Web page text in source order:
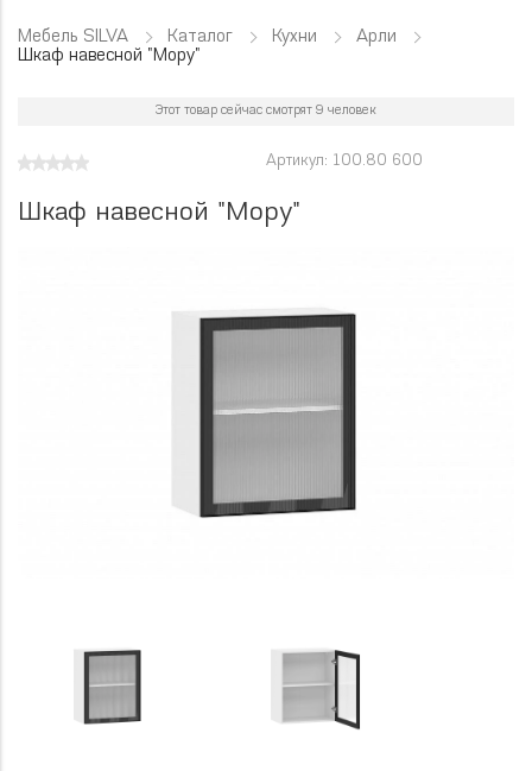
Мебель SILVA Каталог Кухни
Арли
Шкаф навесной "Мору"
Артикул: 100.80 600
Этот товар сейчас смотрят 9 человек
Шкаф навесной "Мору"